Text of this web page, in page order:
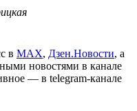
в МАХ, Дзен.Новости, а
новостями в канале
— в telegram-канале